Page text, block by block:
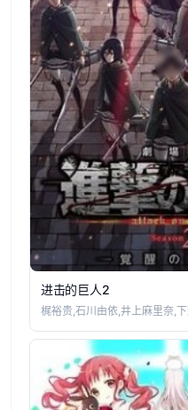
进击的巨人2
梶裕贵,石川由依,井上麻里奈,